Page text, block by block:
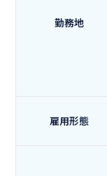
勤務地
雇用形態